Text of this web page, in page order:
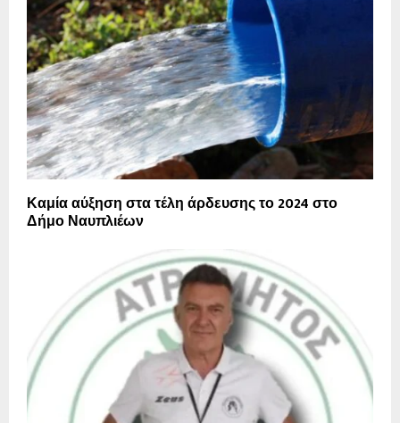
Καμία αύξηση στα τέλη άρδευσης το 2024 στο
Δήμο Ναυπλιέων